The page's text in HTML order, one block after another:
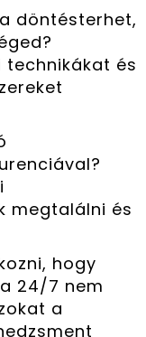
döntésterhet,
technikákat és
megtalálni és
hogy
24/7 nem
a